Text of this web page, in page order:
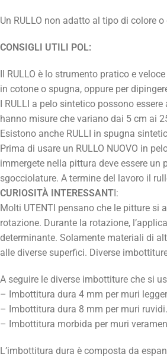
Un RULLO non adatto al tipo di colore
CONSIGLI UTILI POL:
Il RULLO è lo strumento pratico e
in cotone o spugna, oppure per
I RULLI a pelo sintetico possono
hanno misure che variano dai 5 cm ai
Esistono anche RULLI in spugna
Prima di usare un RULLO NUOVO in
immergete nella pittura deve essere
sgocciolature. A termine del lavoro il
CURIOSITÀ INTERESSANTI:
Molti UTENTI pensano che le pitture
rotazione. Durante la rotazione,
determinante. Solamente materiali di
alle diverse superfici. Diverse
A seguire le diverse imbottiture che si
– Imbottitura dura 4 mm per muri
– Imbottitura dura 8 mm per muri ruvidi.
– Imbottitura morbida per muri
L’imbottitura dura è composta da